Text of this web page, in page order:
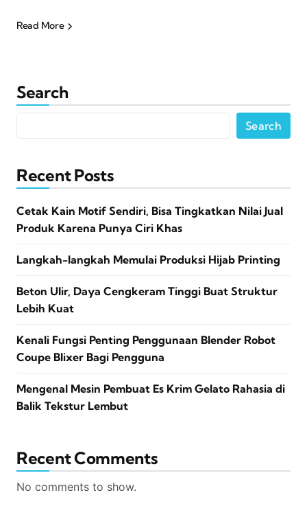
Read More
Search
Search
Recent Posts
Cetak Kain Motif Sendiri, Bisa Tingkatkan Nilai Jual
Produk Karena Punya Ciri Khas
Langkah-langkah Memulai Produksi Hijab Printing
Beton Ulir, Daya Cengkeram Tinggi Buat Struktur
Lebih Kuat
Kenali Fungsi Penting Penggunaan Blender Robot
Coupe Blixer Bagi Pengguna
Mengenal Mesin Pembuat Es Krim Gelato Rahasia di
Balik Tekstur Lembut
Recent Comments
No comments to show.